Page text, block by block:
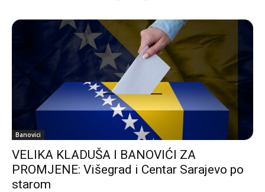
Banovici
VELIKA KLADUŠA I BANOVIĆI ZA
PROMJENE: Višegrad i Centar Sarajevo po
starom